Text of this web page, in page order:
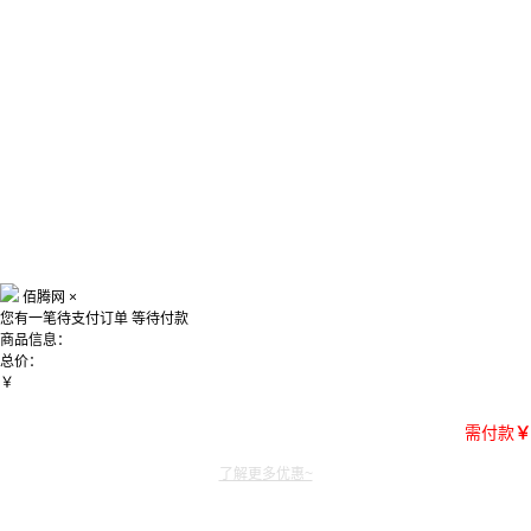
佰腾网 ×
您有一笔待支付订单 等待付款
商品信息：
总价：
￥
需付款￥
了解更多优惠~